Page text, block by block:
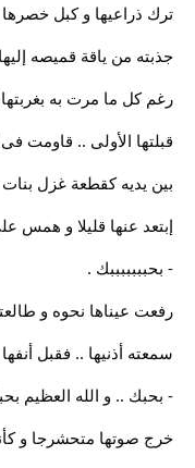
ترك ذراعيها و كبل
جذبته من ياقة قميصه
رغم كل ما مرت به
قبلتها الأولى .. قاومت فى
بين يديه كقطعة غزل
إبتعد عنها قليلا و همس
- بحبببببببك .
رفعت عيناها نحوه و
سمعته أذنيها .. فقبل
- بحبك .. و الله العظيم
خرج صوتها متحشرجا و